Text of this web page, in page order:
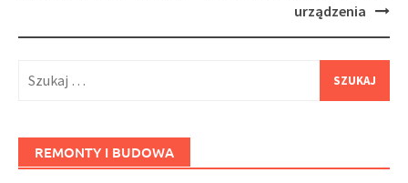
urządzenia
REMONTY I BUDOWA